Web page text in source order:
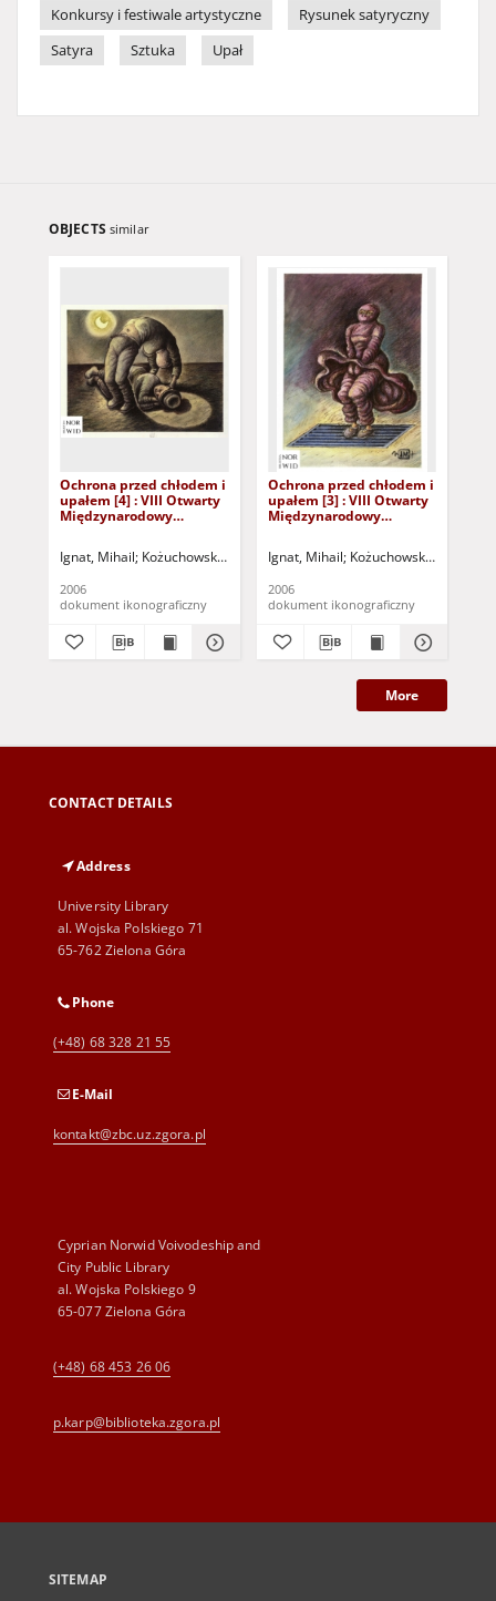
Konkursy i festiwale artystyczne
Rysunek satyryczny
Satyra
Sztuka Upał
OBJECTS similar
Ochrona przed chłodem i
upałem [4] : VIII Otwarty
Międzynarodowy
Satyryczny / Mihail Ignat
Ignat, Mihail Kożuchowski Ośrodek Kultury i Sportu "Zamek"
2006
dokument ikonograficzny
Ochrona przed chłodem i
upałem [3] : VIII Otwarty
Międzynarodowy
Satyryczny / Mihail Ignat
Ignat, Mihail Kożuchowski Ośrodek
2006
dokument ikonograficzny
More
CONTACT DETAILS
Address
University Library
al. Wojska Polskiego 71
65-762 Zielona Góra
Phone
(+48) 68 328 21 55
E-Mail
kontakt@zbc.uz.zgora.pl
Cyprian Norwid Voivodeship and
City Public Library
al. Wojska Polskiego 9
65-077 Zielona Góra
(+48) 68 453 26 06
p.karp@biblioteka.zgora.pl
SITEMAP